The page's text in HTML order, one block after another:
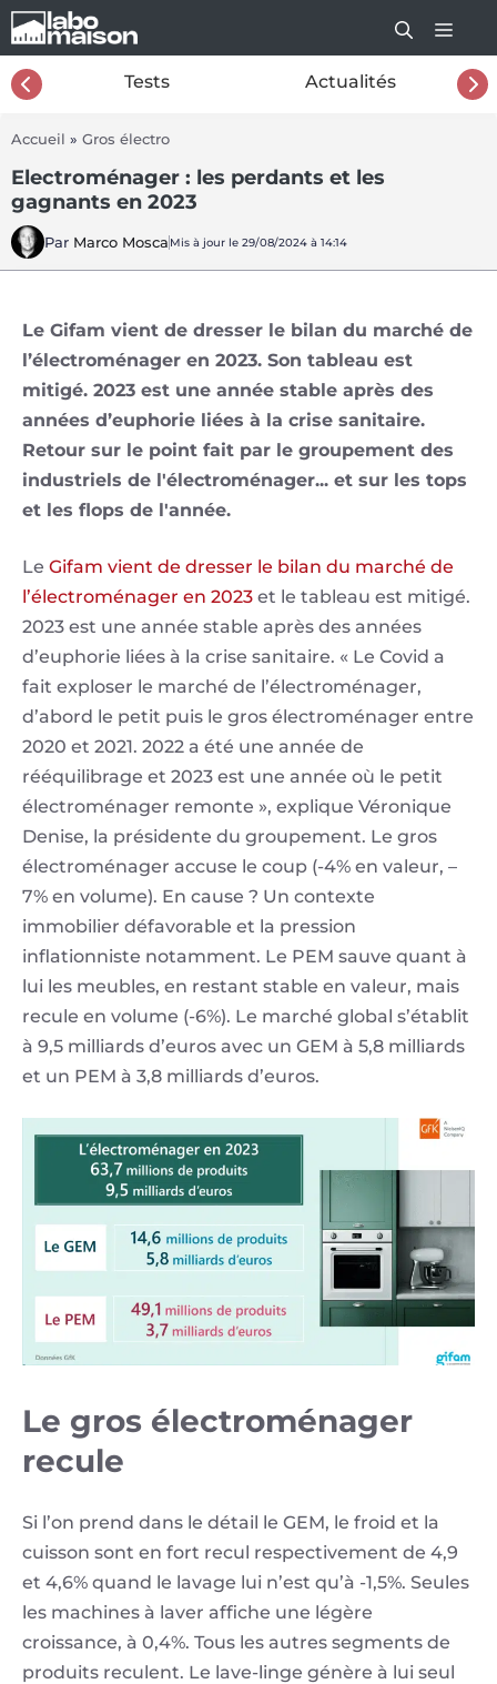
Aller
au
contenu
Tests Actualités
Accueil » Gros électro
Electroménager : les perdants et les
gagnants en 2023
Par Marco Mosca Mis à jour le 29/08/2024 à 14:14
Le Gifam vient de dresser le bilan du marché de
l’électroménager en 2023. Son tableau est
mitigé. 2023 est une année stable après des
années d’euphorie liées à la crise sanitaire.
Retour sur le point fait par le groupement des
industriels de l'électroménager... et sur les tops
et les flops de l'année.
Le Gifam vient de dresser le bilan du marché de
l’électroménager en 2023 et le tableau est mitigé.
2023 est une année stable après des années
d’euphorie liées à la crise sanitaire. « Le Covid a
fait exploser le marché de l’électroménager,
d’abord le petit puis le gros électroménager entre
2020 et 2021. 2022 a été une année de
rééquilibrage et 2023 est une année où le petit
électroménager remonte », explique Véronique
Denise, la présidente du groupement. Le gros
électroménager accuse le coup (-4% en valeur, –
7% en volume). En cause ? Un contexte
immobilier défavorable et la pression
inflationniste notamment. Le PEM sauve quant à
lui les meubles, en restant stable en valeur, mais
recule en volume (-6%). Le marché global s’établit
à 9,5 milliards d’euros avec un GEM à 5,8 milliards
et un PEM à 3,8 milliards d’euros.
Le gros électroménager
recule
Si l’on prend dans le détail le GEM, le froid et la
cuisson sont en fort recul respectivement de 4,9
et 4,6% quand le lavage lui n’est qu’à -1,5%. Seules
les machines à laver affiche une légère
croissance, à 0,4%. Tous les autres segments de
produits reculent. Le lave-linge génère à lui seul